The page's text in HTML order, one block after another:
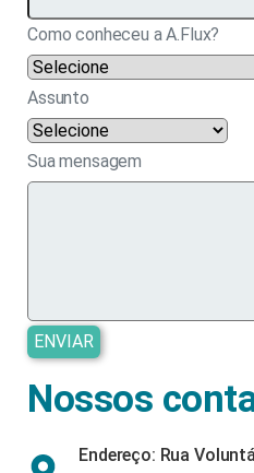
Como conheceu a A.Flux?
Assunto
Sua mensagem
Nossos
Endereço: Rua